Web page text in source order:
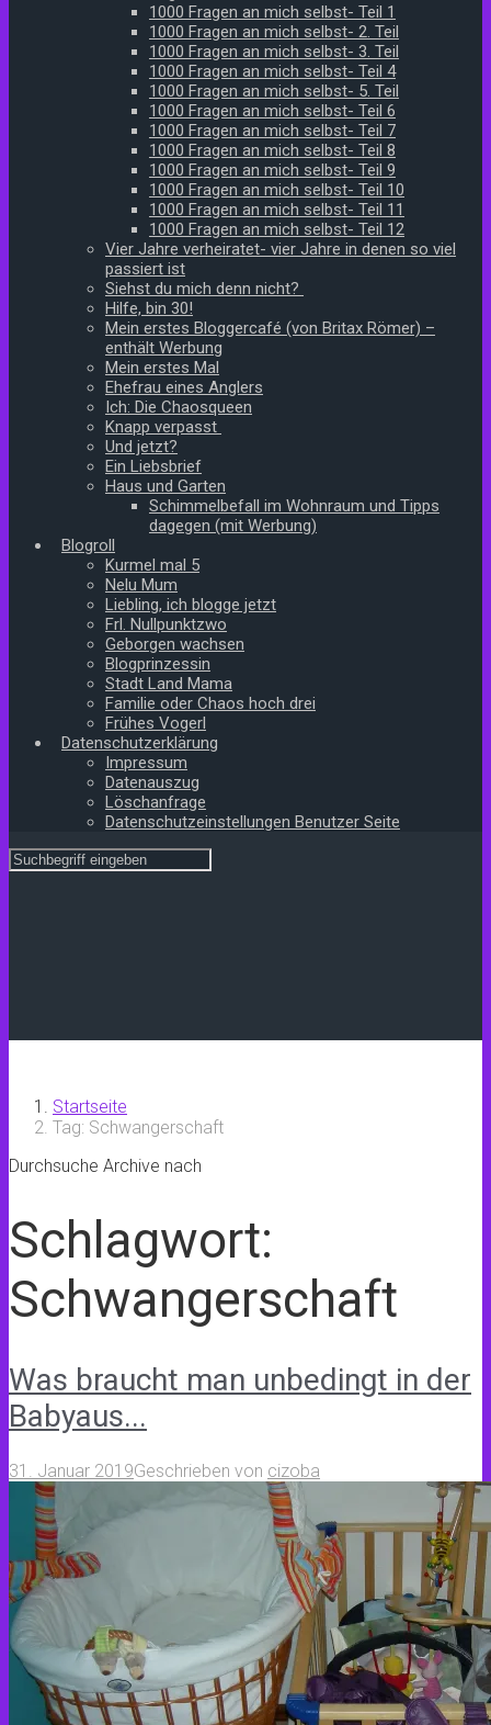
1000 Fragen an mich selbst- Teil 1
1000 Fragen an mich selbst- 2. Teil
1000 Fragen an mich selbst- 3. Teil
1000 Fragen an mich selbst- Teil 4
1000 Fragen an mich selbst- 5. Teil
1000 Fragen an mich selbst- Teil 6
1000 Fragen an mich selbst- Teil 7
1000 Fragen an mich selbst- Teil 8
1000 Fragen an mich selbst- Teil 9
1000 Fragen an mich selbst- Teil 10
1000 Fragen an mich selbst- Teil 11
1000 Fragen an mich selbst- Teil 12
Vier Jahre verheiratet- vier Jahre in denen so viel
passiert ist
Siehst du mich denn nicht?
Hilfe, bin 30!
Mein erstes Bloggercafé (von Britax Römer) –
enthält Werbung
Mein erstes Mal
Ehefrau eines Anglers
Ich: Die Chaosqueen
Knapp verpasst
Und jetzt?
Ein Liebsbrief
Haus und Garten
Schimmelbefall im Wohnraum und Tipps
dagegen (mit Werbung)
Blogroll
Kurmel mal 5
Nelu Mum
Liebling, ich blogge jetzt
Frl. Nullpunktzwo
Geborgen wachsen
Blogprinzessin
Stadt Land Mama
Familie oder Chaos hoch drei
Frühes Vogerl
Datenschutzerklärung
Impressum
Datenauszug
Löschanfrage
Datenschutzeinstellungen Benutzer Seite
Startseite
Tag: Schwangerschaft
Durchsuche Archive nach
Schlagwort:
Schwangerschaft
Was braucht man unbedingt in der
Babyaus...
31. Januar 2019Geschrieben von cizoba